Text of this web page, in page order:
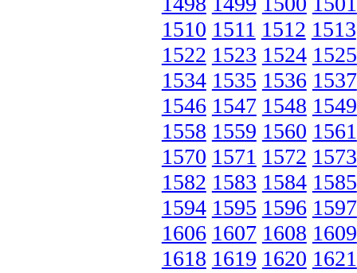
1510 1511 1512 1513
1522 1523 1524 1525
1534 1535 1536 1537
1546 1547 1548 1549
1558 1559 1560 1561
1570 1571 1572 1573
1582 1583 1584 1585
1594 1595 1596 1597
1606 1607 1608 1609
1618 1619 1620 1621